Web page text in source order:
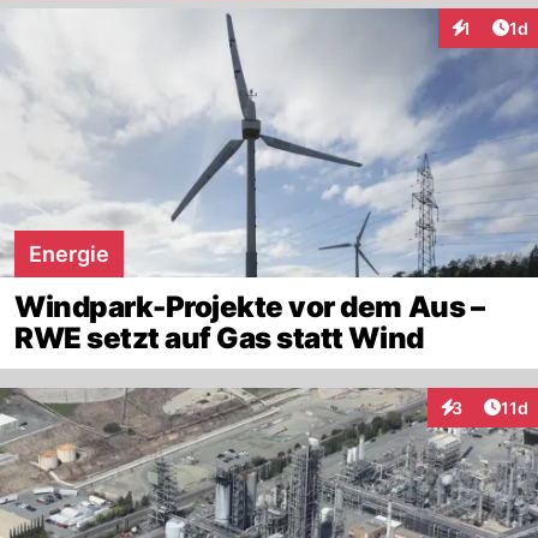
1 1d
Energie
Windpark-Projekte vor dem Aus –
RWE setzt auf Gas statt Wind
3 11d